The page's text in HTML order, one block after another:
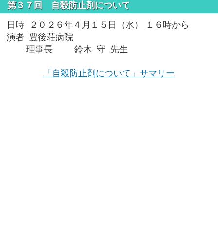
第３７回 自殺防止剤について
日時 ２０２６年４月１５日（水） １６時から
演者 豊後荘病院
理事長 鈴木 守 先生
「自殺防止剤について」サマリー